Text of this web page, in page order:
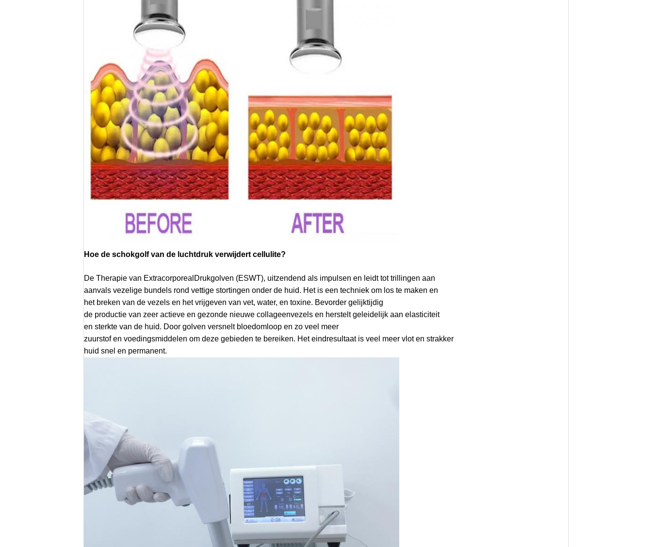
Hoe de schokgolf van de luchtdruk verwijdert cellulite?
De Therapie van ExtracorporealDrukgolven (ESWT), uitzendend als impulsen en leidt tot trillingen aan
aanvals vezelige bundels rond vettige stortingen onder de huid. Het is een techniek om los te maken en
het breken van de vezels en het vrijgeven van vet, water, en toxine. Bevorder gelijktijdig
de productie van zeer actieve en gezonde nieuwe collageenvezels en herstelt geleidelijk aan elasticiteit
en sterkte van de huid. Door golven versnelt bloedomloop en zo veel meer
zuurstof en voedingsmiddelen om deze gebieden te bereiken. Het eindresultaat is veel meer vlot en strakker
huid snel en permanent.